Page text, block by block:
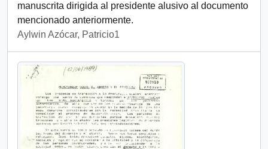
manuscrita dirigida al presidente alusivo al documento
mencionado anteriormente.
Aylwin Azócar, Patricio1